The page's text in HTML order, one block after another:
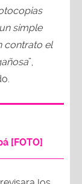
simple
contrato el
”,
[FOTO]